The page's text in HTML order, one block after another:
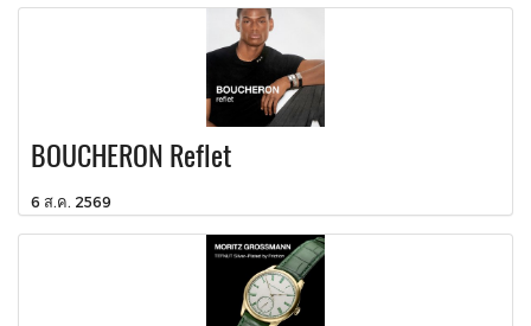
BOUCHERON Reflet
6 ส.ค. 2569